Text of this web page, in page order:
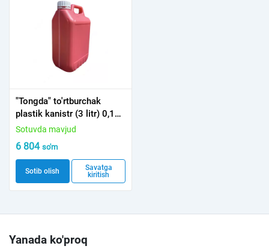
"Tongda" to'rtburchak
plastik kanistr (3 litr) 0,18
kg
Sotuvda mavjud
6 804 so'm
Sotib olish
Savatga
kiritish
Yanada ko'proq